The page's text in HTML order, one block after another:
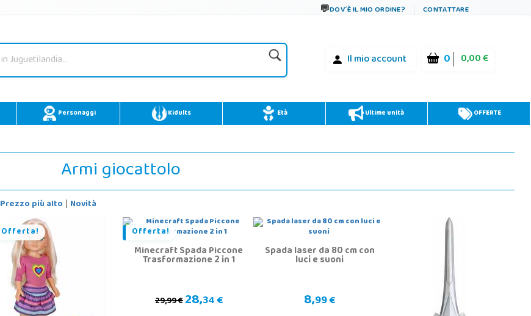
DOV´È IL MIO ORDINE? CONTATTARE
Il mio account 0 0,00 €
Personaggi Kidults Età Ultime unità OFFERTE
Armi giocattolo
Prezzo più alto | Novità
Offerta! Offerta!
Minecraft Spada Piccone
Trasformazione 2 in 1
29,99 €28,34 €
Spada laser da 80 cm con
luci e suoni
8,99 €